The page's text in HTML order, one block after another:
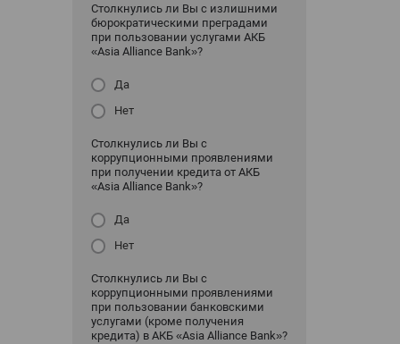
Столкнулись ли Вы с излишними
бюрократическими преградами
при пользовании услугами АКБ
«Asia Alliance Bank»?
Да
Нет
Столкнулись ли Вы с
коррупционными проявлениями
при получении кредита от АКБ
«Asia Alliance Bank»?
Да
Нет
Столкнулись ли Вы с
коррупционными проявлениями
при пользовании банковскими
услугами (кроме получения
кредита) в АКБ «Asia Alliance Bank»?